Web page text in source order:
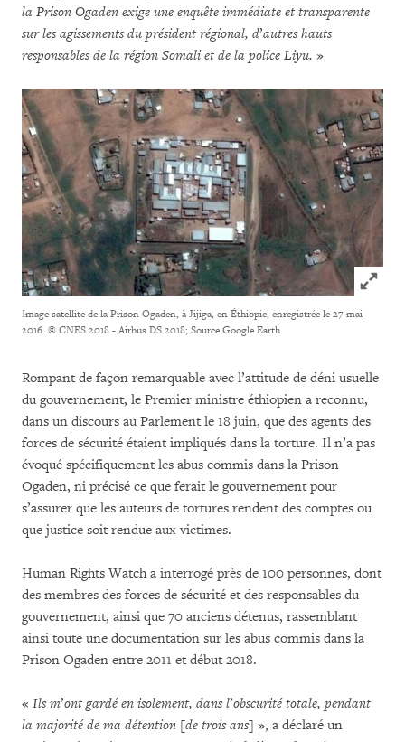
la Prison Ogaden exige une enquête immédiate et transparente
sur les agissements du président régional, d’autres hauts
responsables de la région Somali et de la police Liyu. »
Click
Image satellite de la Prison Ogaden, à Jijiga, en Éthiopie, enregistrée le 27 mai
2016. © CNES 2018 - Airbus DS 2018; Source Google Earth
Rompant de façon remarquable avec l’attitude de déni usuelle
du gouvernement, le Premier ministre éthiopien a reconnu,
dans un discours au Parlement le 18 juin, que des agents des
forces de sécurité étaient impliqués dans la torture. Il n’a pas
évoqué spécifiquement les abus commis dans la Prison
Ogaden, ni précisé ce que ferait le gouvernement pour
s’assurer que les auteurs de tortures rendent des comptes ou
que justice soit rendue aux victimes.
Human Rights Watch a interrogé près de 100 personnes, dont
des membres des forces de sécurité et des responsables du
gouvernement, ainsi que 70 anciens détenus, rassemblant
ainsi toute une documentation sur les abus commis dans la
Prison Ogaden entre 2011 et début 2018.
« Ils m’ont gardé en isolement, dans l’obscurité totale, pendant
la majorité de ma détention [de trois ans] », a déclaré un